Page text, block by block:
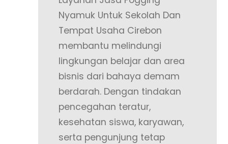
Nyamuk Untuk Sekolah Dan
Tempat Usaha Cirebon
membantu melindungi
lingkungan belajar dan area
bisnis dari bahaya demam
berdarah. Dengan tindakan
pencegahan teratur,
kesehatan siswa, karyawan,
serta pengunjung tetap